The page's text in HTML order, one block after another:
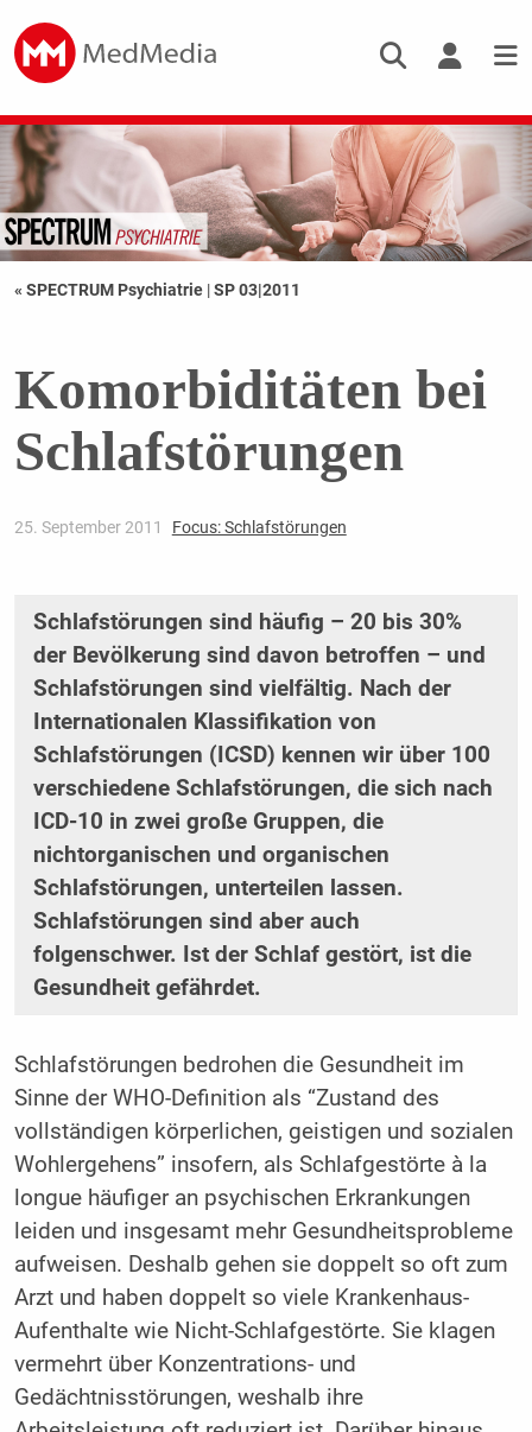
« SPECTRUM Psychiatrie |SP 03|2011
Komorbiditäten bei
Schlafstörungen
25. September 2011 Focus: Schlafstörungen
Schlafstörungen sind häufig – 20 bis 30%
der Bevölkerung sind davon betroffen – und
Schlafstörungen sind vielfältig. Nach der
Internationalen Klassifikation von
Schlafstörungen (ICSD) kennen wir über 100
verschiedene Schlafstörungen, die sich nach
ICD-10 in zwei große Gruppen, die
nichtorganischen und organischen
Schlafstörungen, unterteilen lassen.
Schlafstörungen sind aber auch
folgenschwer. Ist der Schlaf gestört, ist die
Gesundheit gefährdet.
Schlafstörungen bedrohen die Gesundheit im
Sinne der WHO-Definition als “Zustand des
vollständigen körperlichen, geistigen und sozialen
Wohlergehens” insofern, als Schlafgestörte à la
longue häufiger an psychischen Erkrankungen
leiden und insgesamt mehr Gesundheitsprobleme
aufweisen. Deshalb gehen sie doppelt so oft zum
Arzt und haben doppelt so viele Krankenhaus-
Aufenthalte wie Nicht-Schlafgestörte. Sie klagen
vermehrt über Konzentrations- und
Gedächtnisstörungen, weshalb ihre